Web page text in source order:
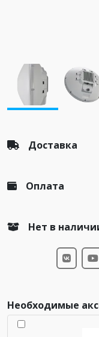
Доставка
Оплата
Нет в
Необходимые